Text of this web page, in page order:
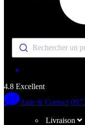
Rechercher un
4.8 Excellent
Aide & Contact
Livraison